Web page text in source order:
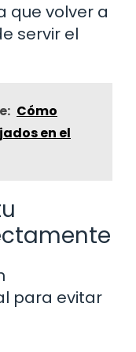
que volver a
servir el
Cómo
en el
para evitar